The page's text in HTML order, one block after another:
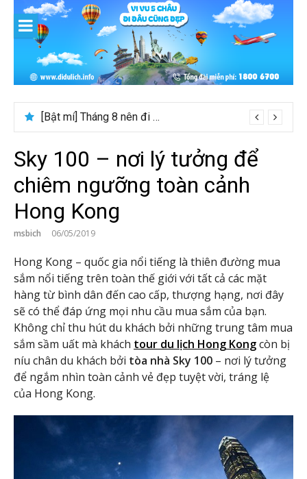
content
[Bật mí] Tháng 8 nên đi nước nào đẹp? Gợi ý 5+ tọa độ hot 2026
Sky 100 – nơi lý tưởng để
chiêm ngưỡng toàn cảnh
Hong Kong
msbich 06/05/2019
Hong Kong – quốc gia nổi tiếng là thiên đường mua
sắm nổi tiếng trên toàn thế giới với tất cả các mặt
hàng từ bình dân đến cao cấp, thượng hạng, nơi đây
sẽ có thể đáp ứng mọi nhu cầu mua sắm của bạn.
Không chỉ thu hút du khách bởi những trung tâm mua
sắm sầm uất mà khách tour du lịch Hong Kongcòn bị
níu chân du khách bởi tòa nhà Sky 100 – nơi lý tưởng
để ngắm nhìn toàn cảnh vẻ đẹp tuyệt vời, tráng lệ
của Hong Kong.